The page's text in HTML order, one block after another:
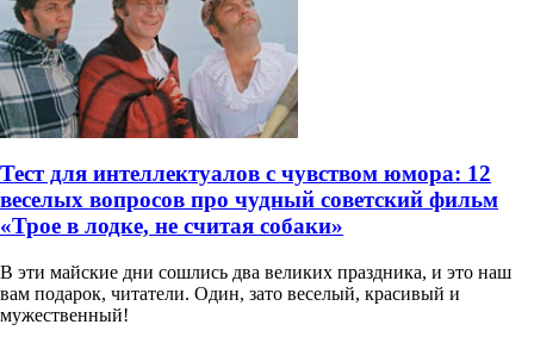
Тест для интеллектуалов с чувством юмора: 12
веселых вопросов про чудный советский фильм
«Трое в лодке, не считая собаки»
В эти майские дни сошлись два великих праздника, и это наш
вам подарок, читатели. Один, зато веселый, красивый и
мужественный!